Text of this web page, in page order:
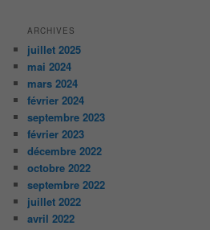
ARCHIVES
juillet 2025
mai 2024
mars 2024
février 2024
septembre 2023
février 2023
décembre 2022
octobre 2022
septembre 2022
juillet 2022
avril 2022